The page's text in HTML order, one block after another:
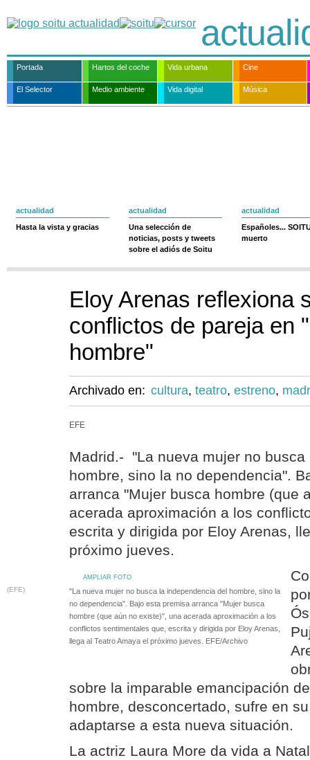
Portada Hartos del coche Vida urbana Cine
El Selector Medio ambiente Vida digital Música
actualidad
Hasta la vista y gracias
actualidad
Una selección de
noticias, posts y tweets
sobre el adiós de Soitu
actualidad
Españoles...
muerto
Eloy Arenas reflexiona
conflictos de pareja en
hombre"
Archivado en: cultura, teatro, estreno,
EFE
Madrid.- "La nueva mujer no
hombre, sino la no dependencia".
arranca "Mujer busca hombre (que
acerada aproximación a los
escrita y dirigida por Eloy Arenas,
próximo jueves.
AMPLIAR FOTO
(EFE)
"La nueva mujer no busca la independencia del hombre, sino la
no dependencia". Bajo esta premisa arranca "Mujer busca
hombre (que aún no existe)", una acerada aproximación a los
conflictos sentimentales que, escrita y dirigida por Eloy Arenas,
llega al Teatro Amaya el próximo jueves. EFE/Archivo
sobre la imparable emancipación
hombre, desconcertado, sufre en
adaptarse a esta nueva situación.
La actriz Laura More da vida a